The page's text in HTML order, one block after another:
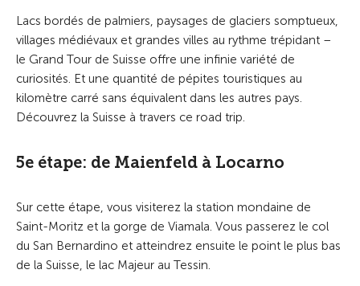
Lacs bordés de palmiers, paysages de glaciers somptueux,
villages médiévaux et grandes villes au rythme trépidant –
le Grand Tour de Suisse offre une infinie variété de
curiosités. Et une quantité de pépites touristiques au
kilomètre carré sans équivalent dans les autres pays.
Découvrez la Suisse à travers ce road trip.
5e étape: de Maienfeld à Locarno
Sur cette étape, vous visiterez la station mondaine de
Saint-Moritz et la gorge de Viamala. Vous passerez le col
du San Bernardino et atteindrez ensuite le point le plus bas
de la Suisse, le lac Majeur au Tessin.